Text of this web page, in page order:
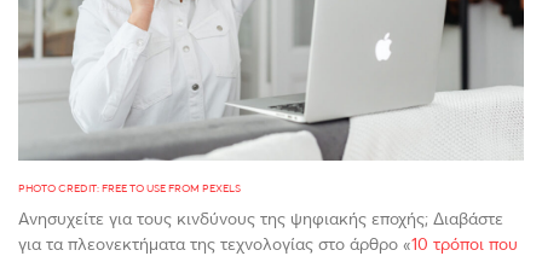
PHOTO CREDIT: FREE TO USE FROM PEXELS
Ανησυχείτε για τους κινδύνους της ψηφιακής εποχής; Διαβάστε
για τα πλεονεκτήματα της τεχνολογίας στο άρθρο «10 τρόποι που